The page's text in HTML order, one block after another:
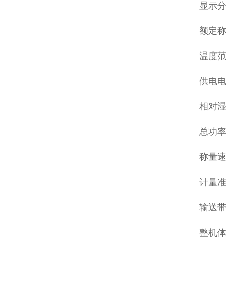
显示
额定
温度
供电
相对
总功
称量
计量
输送
整机